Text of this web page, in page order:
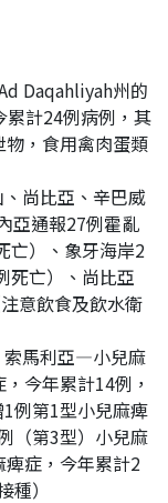
Daqahliyah州的
計24例病例，其
，食用禽肉蛋類
尚比亞、辛巴威
亞通報27例霍亂
亡）、象牙海岸2
死亡）、尚比亞
意飲食及飲水衛
索馬利亞—小兒麻
今年累計14例，
例第1型小兒麻痺
（第3型）小兒麻
症，今年累計2
）